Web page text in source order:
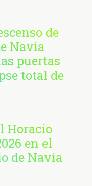
de
Navia
puertas
total de
Horacio
en el
de Navia